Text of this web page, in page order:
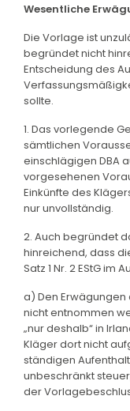
Wesentliche
Die Vorlage ist
begründet nicht
Entscheidung des
sollte.
1. Das vorlegende
sämtlichen
einschlägigen DBA
vorgesehenen
Einkünfte des
nur unvollständig.
2. Auch begründet
hinreichend, dass
Satz 1 Nr. 2 EStG im
a) Den
nicht entnommen
„nur deshalb“ in
Kläger dort nicht
ständigen
unbeschränkt
der